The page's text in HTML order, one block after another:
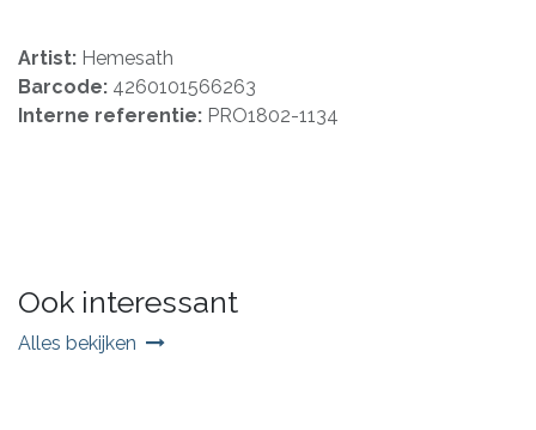
Artist: Hemesath
Barcode: 4260101566263
Interne referentie: PRO1802-1134
Ook interessant
Alles bekijken